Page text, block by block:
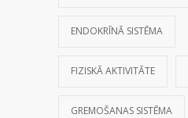
ENDOKRĪNĀ SISTĒMA
FIZISKĀ AKTIVITĀTE
GREMOŠANAS SISTĒMA